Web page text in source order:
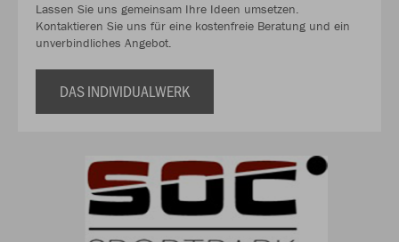
Lassen Sie uns gemeinsam Ihre Ideen umsetzen.
Kontaktieren Sie uns für eine kostenfreie Beratung und ein
unverbindliches Angebot.
DAS INDIVIDUALWERK